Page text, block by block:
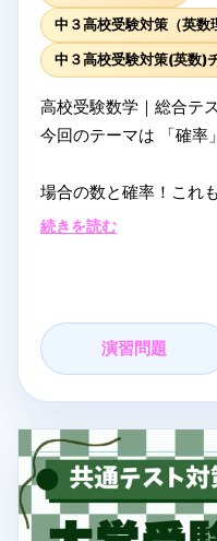
中３高校受験対策（英数
中３高校受験対策(英数)
高校受験数学｜総合テ
今回のテーマは 「確率
場合の数と確率！これ
ね！？でも大丈夫、図
自宅から参加できるオ
ーポン適用で完全無料
- まなVっと！：
LIVE配信なら質問はコ
答えます！
続きを読む
演習問題